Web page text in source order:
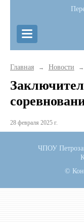
Главная → Новости →
28 февраля 2025 г.
ЧПОУ
©